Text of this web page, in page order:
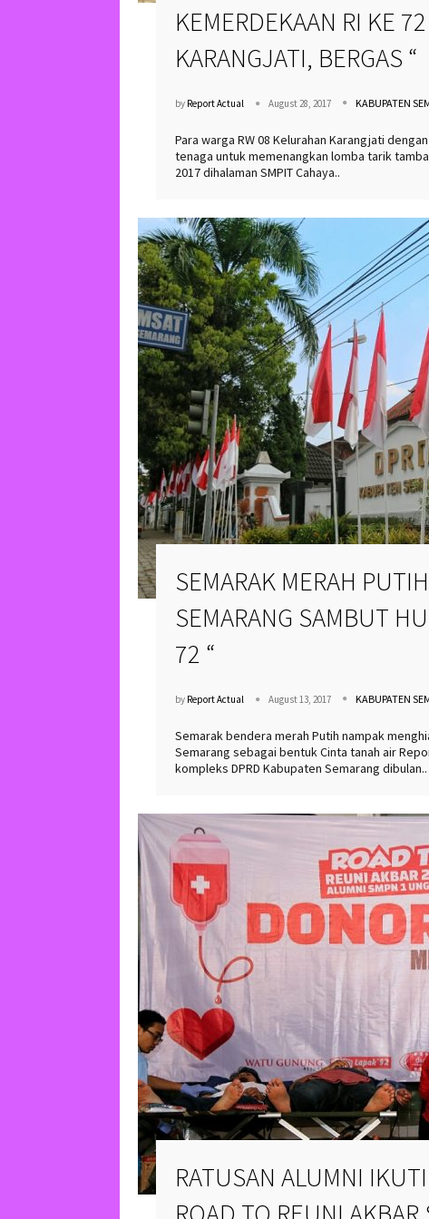
KEMERDEKAAN RI KE
KARANGJATI, BERGAS “
by Report Actual August 28, 2017 KABUPATEN
Para warga RW 08 Kelurahan Karangjati
tenaga untuk memenangkan lomba tarik
2017 dihalaman SMPIT Cahaya..
SEMARAK MERAH
SEMARANG SAMBUT
72 “
by Report Actual August 13, 2017 KABUPATEN
Semarak bendera merah Putih nampak
Semarang sebagai bentuk Cinta tanah air
kompleks DPRD Kabupaten Semarang dibulan..
RATUSAN ALUMNI